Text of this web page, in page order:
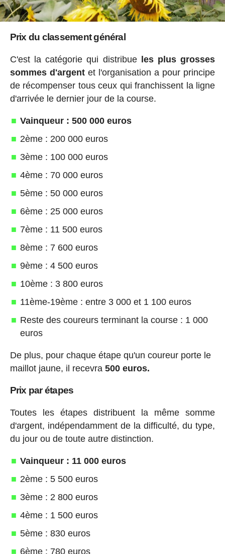
Prix du classement général
C'est la catégorie qui distribue les plus grosses
sommes d'argentet l'organisation a pour principe
de récompenser tous ceux qui franchissent la ligne
d'arrivée le dernier jour de la course.
Vainqueur : 500 000 euros
2ème : 200 000 euros
3ème : 100 000 euros
4ème : 70 000 euros
5ème : 50 000 euros
6ème : 25 000 euros
7ème : 11 500 euros
8ème : 7 600 euros
9ème : 4 500 euros
10ème : 3 800 euros
11ème-19ème : entre 3 000 et 1 100 euros
Reste des coureurs terminant la course : 1 000
euros
De plus, pour chaque étape qu'un coureur porte le
maillot jaune, il recevra 500 euros.
Prix par étapes
Toutes les étapes distribuent la même somme
d'argent, indépendamment de la difficulté, du type,
du jour ou de toute autre distinction.
Vainqueur : 11 000 euros
2ème : 5 500 euros
3ème : 2 800 euros
4ème : 1 500 euros
5ème : 830 euros
6ème : 780 euros